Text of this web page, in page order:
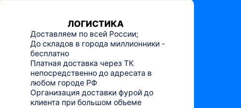
ЛОГИСТИКА
Доставляем по всей России;
До складов в города миллионники -
бесплатно
Платная доставка через ТК
непосредственно до адресата в
любом городе РФ
Организация доставки фурой до
клиента при большом объеме